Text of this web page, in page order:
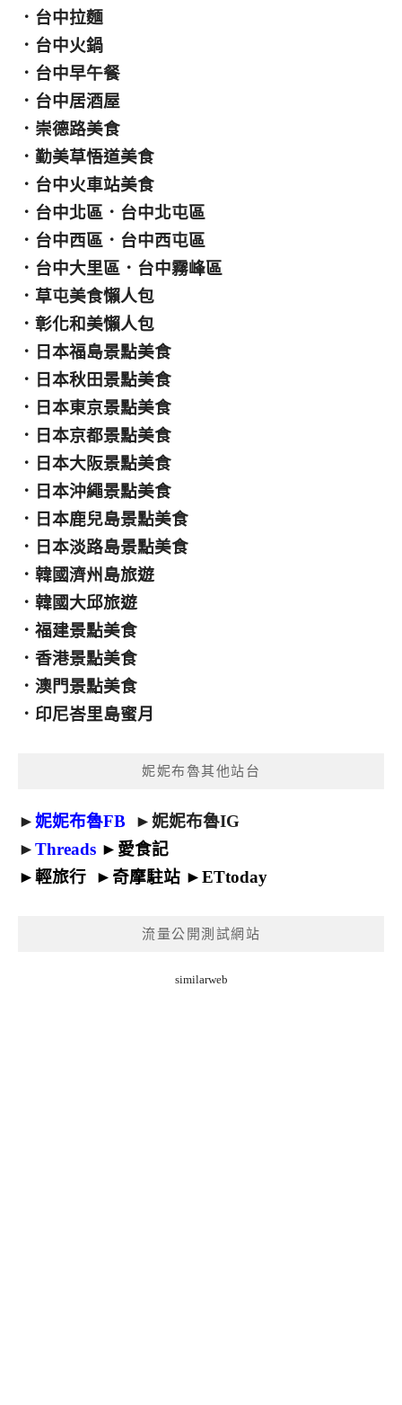
． 台中拉麵
． 台中火鍋
． 台中早午餐
． 台中居酒屋
． 崇德路美食
． 勤美草悟道美食
． 台中火車站美食
． 台中北區 ． 台中北屯區
． 台中西區 ． 台中西屯區
． 台中大里區 ． 台中霧峰區
． 草屯美食懶人包
． 彰化和美懶人包
． 日本福島景點美食
． 日本秋田景點美食
． 日本東京景點美食
． 日本京都景點美食
． 日本大阪景點美食
． 日本沖繩景點美食
． 日本鹿兒島景點美食
． 日本淡路島景點美食
． 韓國濟州島旅遊
． 韓國大邱旅遊
． 福建景點美食
． 香港景點美食
． 澳門景點美食
． 印尼峇里島蜜月
妮妮布魯其他站台
►妮妮布魯FB ►妮妮布魯IG
►Threads ► 愛食記
►輕旅行 ► 奇摩駐站 ►ETtoday
流量公開測試網站
similarweb